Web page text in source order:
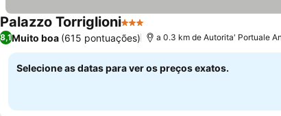
Palazzo Torriglioni3 EstrelasVer preços
8,1Muito boa (615 pontuações) a 0.3 km de Autorita' Portuale
Selecione as datas para ver os preços exatos.